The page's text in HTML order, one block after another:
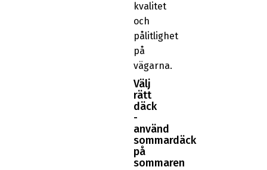
kvalitet
och
pålitlighet
på
vägarna.
Välj
rätt
däck
-
använd
sommardäck
på
sommaren